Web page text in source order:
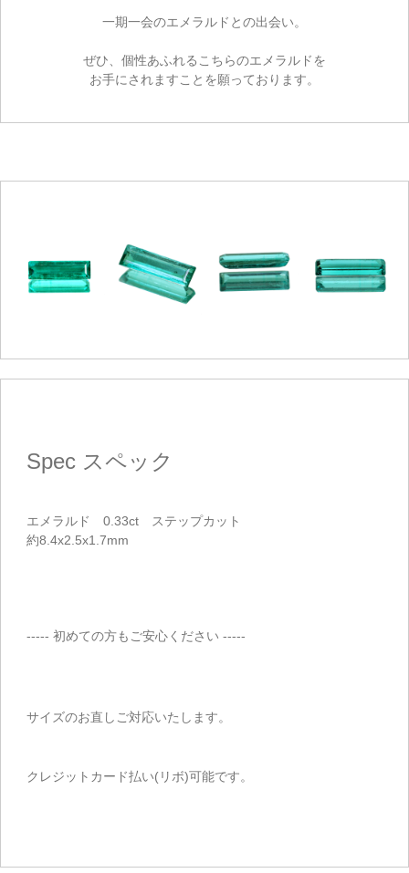
一期一会のエメラルドとの出会い。
ぜひ、個性あふれるこちらのエメラルドを
お手にされますことを願っております。
Spec スペック
エメラルド 0.33ct ステップカット
約8.4x2.5x1.7mm
----- 初めての方もご安心ください -----
サイズのお直しご対応いたします。
クレジットカード払い(リボ)可能です。
ご注文手続き
カートを見る